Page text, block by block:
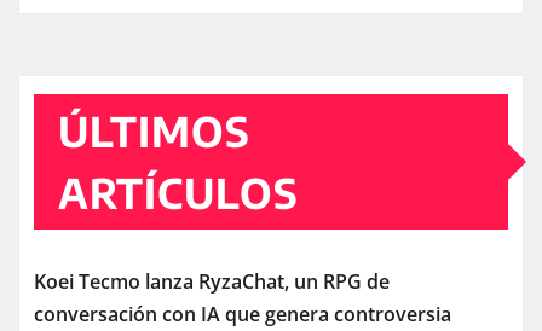
ÚLTIMOS
ARTÍCULOS
Koei Tecmo lanza RyzaChat, un RPG de
conversación con IA que genera controversia